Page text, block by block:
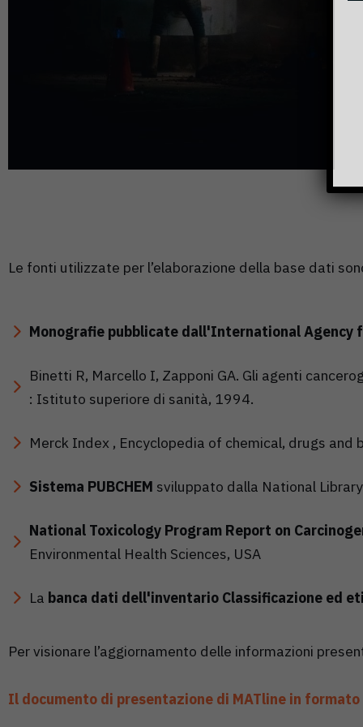
Le fonti utilizzate per l’elaborazione della base dati
Monografie pubblicate dall'International Agency
Binetti R, Marcello I, Zapponi GA. Gli agenti
: Istituto superiore di sanità, 1994.
Merck Index , Encyclopedia of chemical, drugs and
Sistema PUBCHEM sviluppato dalla National
National Toxicology Program Report on
Environmental Health Sciences, USA
La banca dati dell'inventario Classificazione ed
Per visionare l’aggiornamento delle informazioni
Il documento di presentazione di MATline in